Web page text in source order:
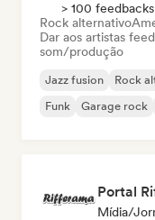
> 100
Rock alternativo
Dar aos artistas
som/produção
Jazz fusion Rock
Funk
Garage rock
Portal
Mídia/